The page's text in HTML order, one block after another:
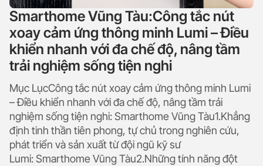
Smarthome Vũng Tàu:Công tắc nút
xoay cảm ứng thông minh Lumi – Điều
khiển nhanh với đa chế độ, nâng tầm
trải nghiệm sống tiện nghi
Mục LụcCông tắc nút xoay cảm ứng thông minh Lumi
– Điều khiển nhanh với đa chế độ, nâng tầm trải
nghiệm sống tiện nghi: Smarthome Vũng Tàu1.Khẳng
định tinh thần tiên phong, tự chủ trong nghiên cứu,
phát triển và sản xuất từ đội ngũ kỹ sư
Lumi: Smarthome Vũng Tàu2.Những tính năng đột